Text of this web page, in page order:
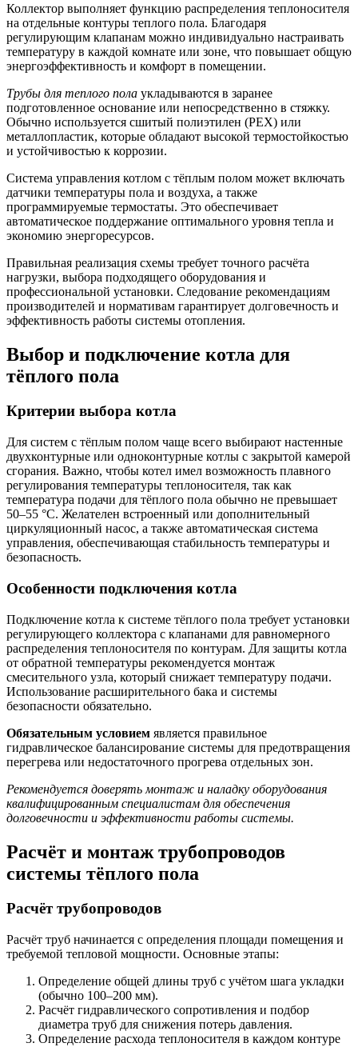
Коллектор выполняет функцию распределения теплоносителя
на отдельные контуры теплого пола. Благодаря
регулирующим клапанам можно индивидуально настраивать
температуру в каждой комнате или зоне, что повышает общую
энергоэффективность и комфорт в помещении.
Трубы для теплого пола укладываются в заранее
подготовленное основание или непосредственно в стяжку.
Обычно используется сшитый полиэтилен (PEX) или
металлопластик, которые обладают высокой термостойкостью
и устойчивостью к коррозии.
Система управления котлом с тёплым полом может включать
датчики температуры пола и воздуха, а также
программируемые термостаты. Это обеспечивает
автоматическое поддержание оптимального уровня тепла и
экономию энергоресурсов.
Правильная реализация схемы требует точного расчёта
нагрузки, выбора подходящего оборудования и
профессиональной установки. Следование рекомендациям
производителей и нормативам гарантирует долговечность и
эффективность работы системы отопления.
Выбор и подключение котла для
тёплого пола
Критерии выбора котла
Для систем с тёплым полом чаще всего выбирают настенные
двухконтурные или одноконтурные котлы с закрытой камерой
сгорания. Важно, чтобы котел имел возможность плавного
регулирования температуры теплоносителя, так как
температура подачи для тёплого пола обычно не превышает
50–55 °C. Желателен встроенный или дополнительный
циркуляционный насос, а также автоматическая система
управления, обеспечивающая стабильность температуры и
безопасность.
Особенности подключения котла
Подключение котла к системе тёплого пола требует установки
регулирующего коллектора с клапанами для равномерного
распределения теплоносителя по контурам. Для защиты котла
от обратной температуры рекомендуется монтаж
смесительного узла, который снижает температуру подачи.
Использование расширительного бака и системы
безопасности обязательно.
Обязательным условием является правильное
гидравлическое балансирование системы для предотвращения
перегрева или недостаточного прогрева отдельных зон.
Рекомендуется доверять монтаж и наладку оборудования
квалифицированным специалистам для обеспечения
долговечности и эффективности работы системы.
Расчёт и монтаж трубопроводов
системы тёплого пола
Расчёт трубопроводов
Расчёт труб начинается с определения площади помещения и
требуемой тепловой мощности. Основные этапы:
Определение общей длины труб с учётом шага укладки
(обычно 100–200 мм).
Расчёт гидравлического сопротивления и подбор
диаметра труб для снижения потерь давления.
Определение расхода теплоносителя в каждом контуре